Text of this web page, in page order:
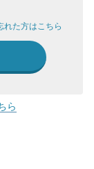
れた方はこちら
ら